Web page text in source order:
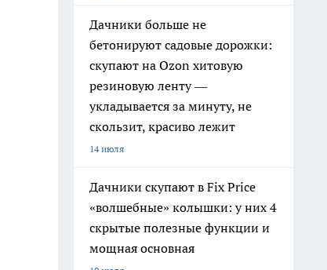
Дачники больше не
бетонируют садовые дорожки:
скупают на Ozon хитовую
резиновую ленту —
укладывается за минуту, не
скользит, красиво лежит
14 июля
Дачники скупают в Fix Price
«волшебные» колышки: у них 4
скрытые полезные функции и
мощная основная